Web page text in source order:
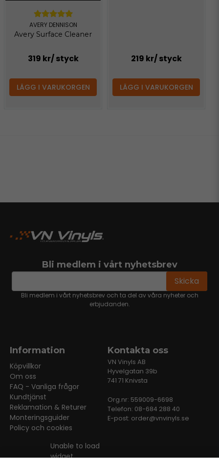
AVERY DENNISON
Avery Surface Cleaner
319 kr/ styck
LÄGG I VARUKORGEN
219 kr/ styck
LÄGG I VARUKORGEN
Bli medlem i vårt nyhetsbrev
email Skicka
Bli medlem i vårt nyhetsbrev och ta del av våra nyheter och
erbjudanden.
Information
Köpvillkor
Om oss
FAQ - Vanliga frågor
Kundtjänst
Reklamation & Returer
Monteringsguider
Policy och cookies
Kontakta oss
VN Vinyls AB
Hyvelgatan 39b
741 71 Knivsta
Org.nr: 559009-6698
Telefon: 08-684 288 40
E-post: order@vnvinyls.se
Unable to load
widget